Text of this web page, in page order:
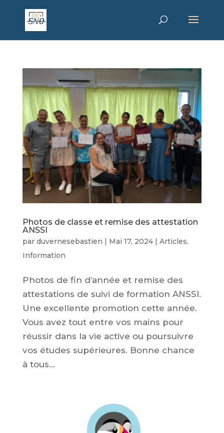
Photos de classe et remise des attestation
ANSSI
par duvernesebastien | Mai 17, 2024| Articles,
Information
Photos de fin d’année et remise des
attestations de suivi de formation ANSSI.
Une excellente promotion cette année.
Vous avez tout entre vos mains pour
réussir dans la vie active ou poursuivre
vos études supérieures. Bonne chance
à tous...